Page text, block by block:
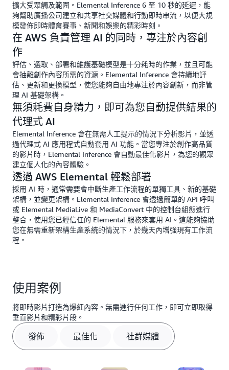
擴大受眾觸及範圍。Elemental Inference 6 至 10 秒的延遲，能
夠幫助廣播公司建立和共享社交媒體和行動即時串流，以便大規
模發佈即時體育賽事、新聞和娛樂的精彩時刻。
在 AWS 負責管理 AI 的同時，專注於內容創
作
評估、選取、部署和維護基礎模型是十分耗時的作業，並且可能
會抽離創作內容所需的資源。Elemental Inference 會持續地評
估、更新和更換模型，使您能夠自由地專注於內容創新，而非管
理 AI 基礎架構。
無須耗費自身精力，即可為您自動提供結果的
代理式 AI
Elemental Inference 會在無需人工提示的情況下分析影片，並透
過代理式 AI 應用程式自動套用 AI 功能。當您專注於創作高品質
的影片時，Elemental Inference 會自動最佳化影片，為您的觀眾
建立個人化的內容體驗。
透過 AWS Elemental 輕鬆部署
採用 AI 時，通常需要會中斷生產工作流程的單獨工具、新的基礎
架構，並變更架構。Elemental Inference 會透過簡單的 API 呼叫
或 Elemental MediaLive 和 MediaConvert 中的控制台組態進行
整合，使用您已經信任的 Elemental 服務來套用 AI。這能夠協助
您在無需重新架構生產系統的情況下，於幾天內增強現有工作流
程。
使用案例
將即時影片打造為爆紅內容。無需進行任何工作，即可立即取得
垂直影片和精彩片段。
發佈 最佳化 社群媒體